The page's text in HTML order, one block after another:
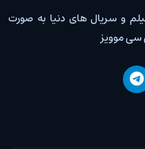
و سریال های دنیا به صورت
سی موویز